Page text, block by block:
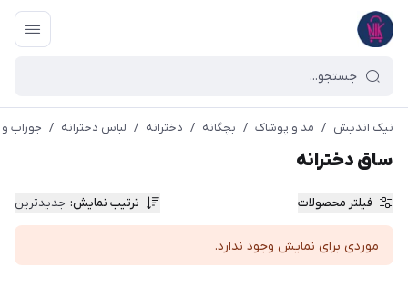
نیک اندیش / مد و پوشاک / بچگانه / دخترانه / لباس دخترانه / جوراب
ساق دخترانه
فیلتر محصولات ترتیب نمایش: جدیدترین
موردی برای نمایش وجود ندارد.